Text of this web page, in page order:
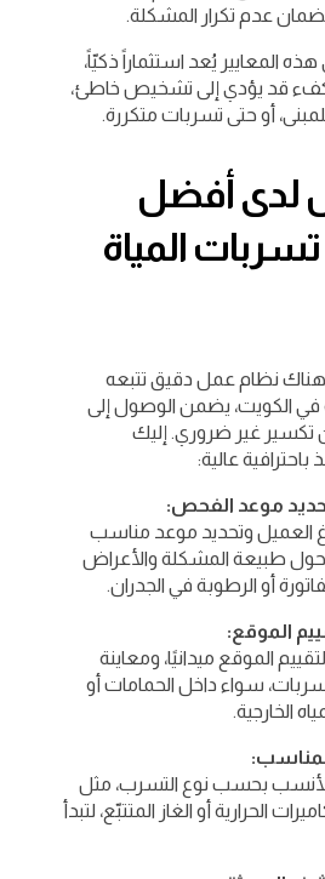
عدم تكرار المشكلة.
المعايير يُعد استثماراً ذكيّاً،
قد يؤدي إلى تشخيص خاطئ،
أو حتى تسربات متكررة.
لدى أفضل
المياة
نظام عمل دقيق تتبعه
الكويت، يضمن الوصول إلى
غير ضروري. إليك
عالية:
موعد الفحص:
العميل وتحديد موعد مناسب
حول طبيعة المشكلة والأعراض
أو الرطوبة في الجدران.
الموقع:
الموقع ميدانيًا، ومعاينة
سواء داخل الحمامات أو
الخارجية.
الأنسب بحسب نوع التسرب، مثل
الحرارية أو الغاز المتتبّع، لتبدأ